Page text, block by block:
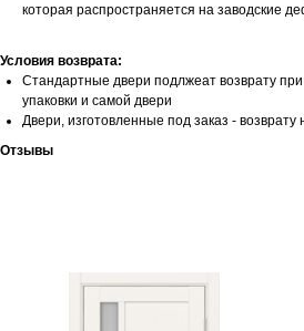
которая распространяется на заводские
Условия возврата:
Стандартные двери подлжеат возврату
упаковки и самой двери
Двери, изготовленные под заказ - возврату
Отзывы